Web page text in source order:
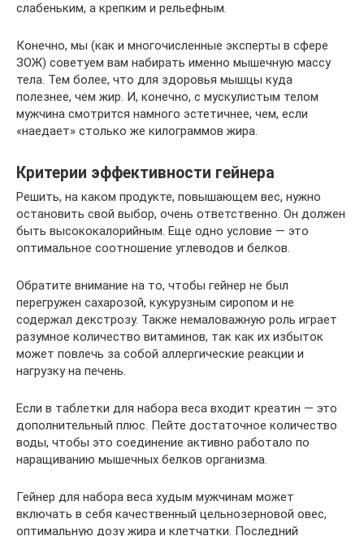
слабеньким, а крепким и рельефным.
Конечно, мы (как и многочисленные эксперты в сфере
ЗОЖ) советуем вам набирать именно мышечную массу
тела. Тем более, что для здоровья мышцы куда
полезнее, чем жир. И, конечно, с мускулистым телом
мужчина смотрится намного эстетичнее, чем, если
«наедает» столько же килограммов жира.
Критерии эффективности гейнера
Решить, на каком продукте, повышающем вес, нужно
остановить свой выбор, очень ответственно. Он должен
быть высококалорийным. Еще одно условие — это
оптимальное соотношение углеводов и белков.
Обратите внимание на то, чтобы гейнер не был
перегружен сахарозой, кукурузным сиропом и не
содержал декстрозу. Также немаловажную роль играет
разумное количество витаминов, так как их избыток
может повлечь за собой аллергические реакции и
нагрузку на печень.
Если в таблетки для набора веса входит креатин — это
дополнительный плюс. Пейте достаточное количество
воды, чтобы это соединение активно работало по
наращиванию мышечных белков организма.
Гейнер для набора веса худым мужчинам может
включать в себя качественный цельнозерновой овес,
оптимальную дозу жира и клетчатки. Последний